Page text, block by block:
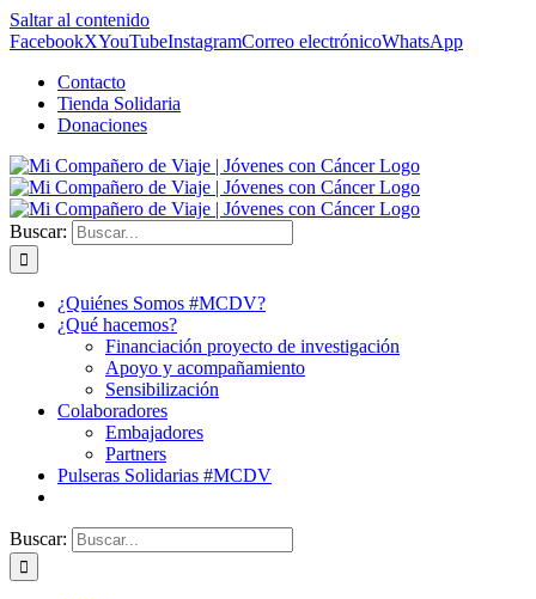
Saltar al contenido
FacebookXYouTubeInstagramCorreo electrónicoWhatsApp
Contacto
Tienda Solidaria
Donaciones
Buscar:
¿Quiénes Somos #MCDV?
¿Qué hacemos?
Financiación proyecto de investigación
Apoyo y acompañamiento
Sensibilización
Colaboradores
Embajadores
Partners
Pulseras Solidarias #MCDV
Buscar: